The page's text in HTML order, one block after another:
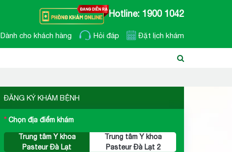
Hotline: 1900 1042
Dành cho khách hàng Hỏi đáp Đặt lịch khám
ĐĂNG KÝ KHÁM BỆNH
Chọn địa điểm khám
Trung tâm Y khoa
Pasteur Đà Lạt
Trung tâm Y khoa
Pasteur Đà Lạt 2